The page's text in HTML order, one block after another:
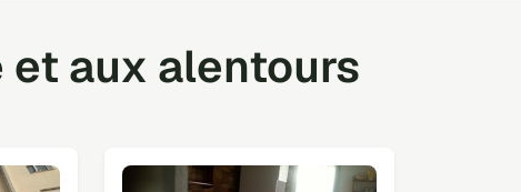
et aux alentours